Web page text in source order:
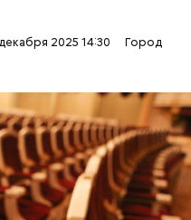
2025 14:30 Город
метет»